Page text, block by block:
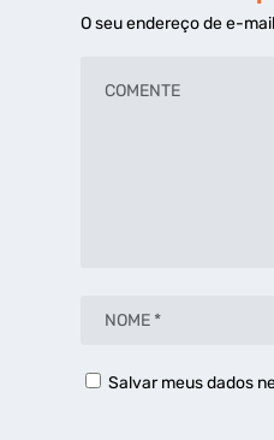
O seu endereço de e-
Salvar meus dados